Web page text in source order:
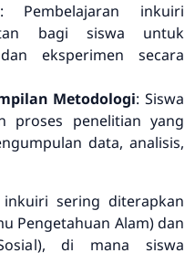
: Pembelajaran inkuiri
bagi siswa untuk
eksperimen secara
Metodologi: Siswa
proses penelitian yang
data, analisis,
sering diterapkan
Pengetahuan Alam) dan
di mana siswa